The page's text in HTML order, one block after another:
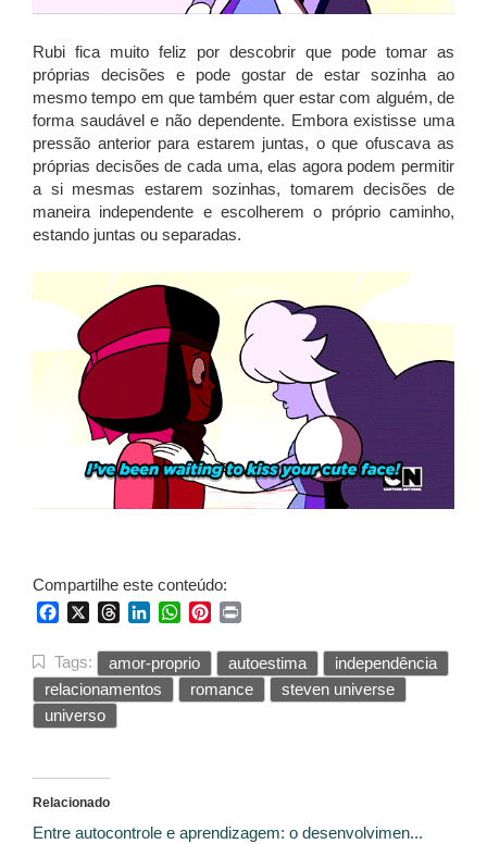
Rubi fica muito feliz por descobrir que pode tomar as
próprias decisões e pode gostar de estar sozinha ao
mesmo tempo em que também quer estar com alguém, de
forma saudável e não dependente. Embora existisse uma
pressão anterior para estarem juntas, o que ofuscava as
próprias decisões de cada uma, elas agora podem permitir
a si mesmas estarem sozinhas, tomarem decisões de
maneira independente e escolherem o próprio caminho,
estando juntas ou separadas.
Compartilhe este conteúdo:
FacebookThreadsLinkedInWhatsApp
Pinterest
Tags: amor-proprio autoestima
independência
relacionamentos
romance
steven universe
universo
Relacionado
Entre autocontrole e aprendizagem: o desenvolvimen...